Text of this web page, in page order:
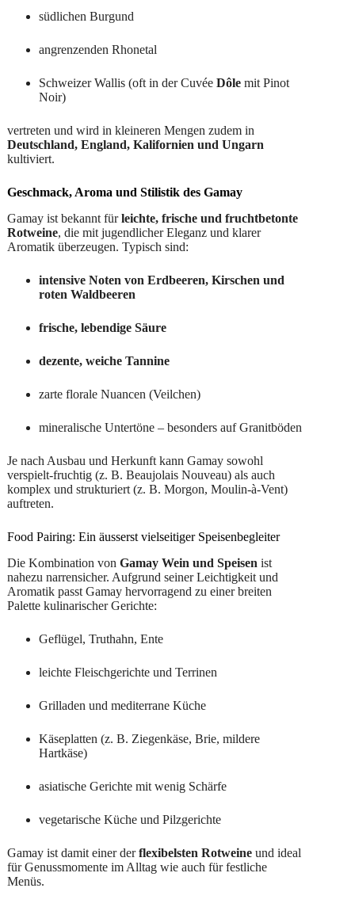
südlichen Burgund
angrenzenden Rhonetal
Schweizer Wallis (oft in der Cuvée Dôlemit Pinot
Noir)
vertreten und wird in kleineren Mengen zudem in
Deutschland, England, Kalifornien und Ungarn
kultiviert.
Geschmack, Aroma und Stilistik des Gamay
Gamay ist bekannt fürleichte, frische und fruchtbetonte
Rotweine, die mit jugendlicher Eleganz und klarer
Aromatik überzeugen. Typisch sind:
intensive Noten von Erdbeeren, Kirschen und
roten Waldbeeren
frische, lebendige Säure
dezente, weiche Tannine
zarte florale Nuancen (Veilchen)
mineralische Untertöne – besonders auf Granitböden
Je nach Ausbau und Herkunft kann Gamay sowohl
verspielt-fruchtig (z. B. Beaujolais Nouveau) als auch
komplex und strukturiert (z. B. Morgon, Moulin-à-Vent)
auftreten.
Food Pairing: Ein äusserst vielseitiger Speisenbegleiter
Die Kombination von Gamay Wein und Speisen ist
nahezu narrensicher. Aufgrund seiner Leichtigkeit und
Aromatik passt Gamay hervorragend zu einer breiten
Palette kulinarischer Gerichte:
Geflügel, Truthahn, Ente
leichte Fleischgerichte und Terrinen
Grilladen und mediterrane Küche
Käseplatten (z. B. Ziegenkäse, Brie, mildere
Hartkäse)
asiatische Gerichte mit wenig Schärfe
vegetarische Küche und Pilzgerichte
Gamay ist damit einer derflexibelsten Rotweineund ideal
für Genussmomente im Alltag wie auch für festliche
Menüs.